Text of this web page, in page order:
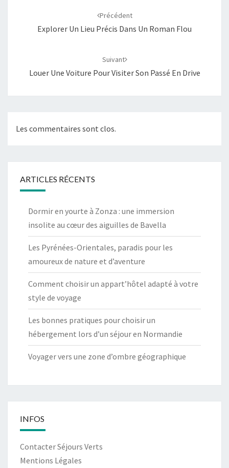
Précédent
Explorer Un Lieu Précis Dans Un Roman Flou
Suivant
Louer Une Voiture Pour Visiter Son Passé En Drive
Les commentaires sont clos.
ARTICLES RÉCENTS
Dormir en yourte à Zonza : une immersion
insolite au cœur des aiguilles de Bavella
Les Pyrénées-Orientales, paradis pour les
amoureux de nature et d’aventure
Comment choisir un appart’hôtel adapté à votre
style de voyage
Les bonnes pratiques pour choisir un
hébergement lors d’un séjour en Normandie
Voyager vers une zone d’ombre géographique
INFOS
Contacter Séjours Verts
Mentions Légales